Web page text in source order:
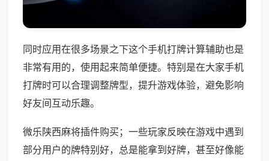
同时应用在很多场景之下这个手机打牌计算辅助也是
非常有用的，使用起来简单便捷。特别是在大家手机
打牌时可以合理调整牌型，提升游戏体验，避免影响
好友间互动乐趣。
微乐陕西麻将插件购买；一些玩家反映在游戏中遇到
部分用户的牌特别好，总是能拿到好牌，甚至好像能